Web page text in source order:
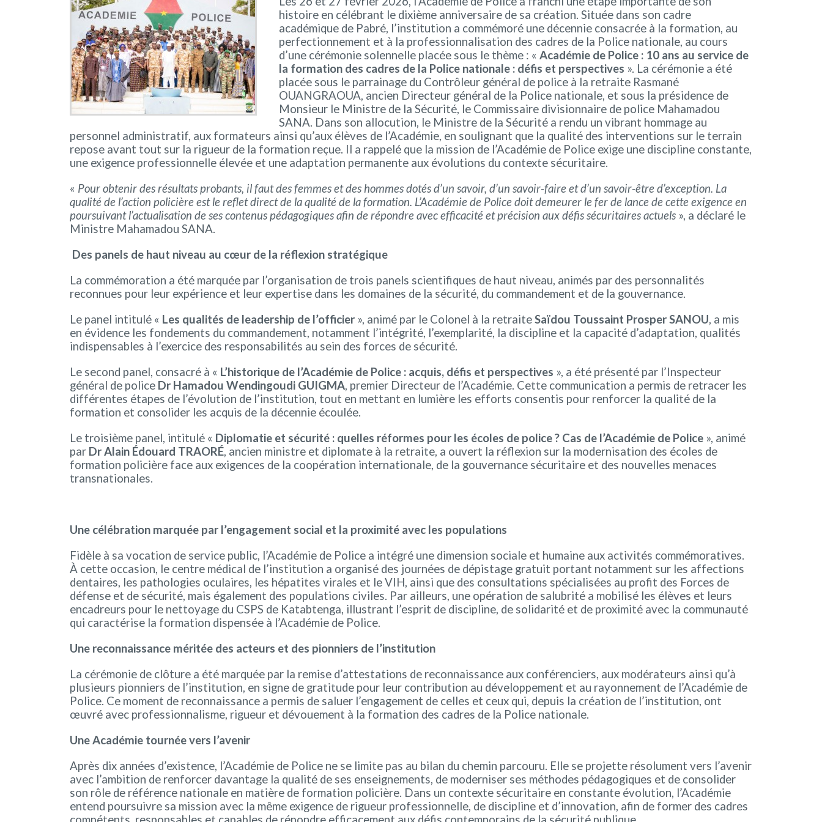
histoire en célébrant le dixième anniversaire de sa création. Située dans son cadre
académique de Pabré, l’institution a commémoré une décennie consacrée à la formation, au
perfectionnement et à la professionnalisation des cadres de la Police nationale, au cours
d’une cérémonie solennelle placée sous le thème : « Académie de Police : 10 ans au service de
la formation des cadres de la Police nationale : défis et perspectives ». La cérémonie a été
placée sous le parrainage du Contrôleur général de police à la retraite Rasmané
OUANGRAOUA, ancien Directeur général de la Police nationale, et sous la présidence de
Monsieur le Ministre de la Sécurité, le Commissaire divisionnaire de police Mahamadou
SANA. Dans son allocution, le Ministre de la Sécurité a rendu un vibrant hommage au
personnel administratif, aux formateurs ainsi qu’aux élèves de l’Académie, en soulignant que la qualité des interventions sur le terrain
repose avant tout sur la rigueur de la formation reçue. Il a rappelé que la mission de l’Académie de Police exige une discipline constante,
une exigence professionnelle élevée et une adaptation permanente aux évolutions du contexte sécuritaire.
« Pour obtenir des résultats probants, il faut des femmes et des hommes dotés d’un savoir, d’un savoir-faire et d’un savoir-être d’exception. La
qualité de l’action policière est le reflet direct de la qualité de la formation. L’Académie de Police doit demeurer le fer de lance de cette exigence en
poursuivant l’actualisation de ses contenus pédagogiques afin de répondre avec efficacité et précision aux défis sécuritaires actuels », a déclaré le
Ministre Mahamadou SANA.
Des panels de haut niveau au cœur de la réflexion stratégique
La commémoration a été marquée par l’organisation de trois panels scientifiques de haut niveau, animés par des personnalités
reconnues pour leur expérience et leur expertise dans les domaines de la sécurité, du commandement et de la gouvernance.
Le panel intitulé « Les qualités de leadership de l’officier », animé par le Colonel à la retraiteSaïdou Toussaint Prosper SANOU, a mis
en évidence les fondements du commandement, notamment l’intégrité, l’exemplarité, la discipline et la capacité d’adaptation, qualités
indispensables à l’exercice des responsabilités au sein des forces de sécurité.
Le second panel, consacré à « L’historique de l’Académie de Police : acquis, défis et perspectives », a été présenté par l’Inspecteur
général de police Dr Hamadou Wendingoudi GUIGMA, premier Directeur de l’Académie. Cette communication a permis de retracer les
différentes étapes de l’évolution de l’institution, tout en mettant en lumière les efforts consentis pour renforcer la qualité de la
formation et consolider les acquis de la décennie écoulée.
Le troisième panel, intitulé « Diplomatie et sécurité : quelles réformes pour les écoles de police ? Cas de l’Académie de Police », animé
par Dr Alain Édouard TRAORÉ, ancien ministre et diplomate à la retraite, a ouvert la réflexion sur la modernisation des écoles de
formation policière face aux exigences de la coopération internationale, de la gouvernance sécuritaire et des nouvelles menaces
transnationales.
Une célébration marquée par l’engagement social et la proximité avec les populations
Fidèle à sa vocation de service public, l’Académie de Police a intégré une dimension sociale et humaine aux activités commémoratives.
À cette occasion, le centre médical de l’institution a organisé des journées de dépistage gratuit portant notamment sur les affections
dentaires, les pathologies oculaires, les hépatites virales et le VIH, ainsi que des consultations spécialisées au profit des Forces de
défense et de sécurité, mais également des populations civiles. Par ailleurs, une opération de salubrité a mobilisé les élèves et leurs
encadreurs pour le nettoyage du CSPS de Katabtenga, illustrant l’esprit de discipline, de solidarité et de proximité avec la communauté
qui caractérise la formation dispensée à l’Académie de Police.
Une reconnaissance méritée des acteurs et des pionniers de l’institution
La cérémonie de clôture a été marquée par la remise d’attestations de reconnaissance aux conférenciers, aux modérateurs ainsi qu’à
plusieurs pionniers de l’institution, en signe de gratitude pour leur contribution au développement et au rayonnement de l’Académie de
Police. Ce moment de reconnaissance a permis de saluer l’engagement de celles et ceux qui, depuis la création de l’institution, ont
œuvré avec professionnalisme, rigueur et dévouement à la formation des cadres de la Police nationale.
Une Académie tournée vers l’avenir
Après dix années d’existence, l’Académie de Police ne se limite pas au bilan du chemin parcouru. Elle se projette résolument vers l’avenir
avec l’ambition de renforcer davantage la qualité de ses enseignements, de moderniser ses méthodes pédagogiques et de consolider
son rôle de référence nationale en matière de formation policière. Dans un contexte sécuritaire en constante évolution, l’Académie
entend poursuivre sa mission avec la même exigence de rigueur professionnelle, de discipline et d’innovation, afin de former des cadres